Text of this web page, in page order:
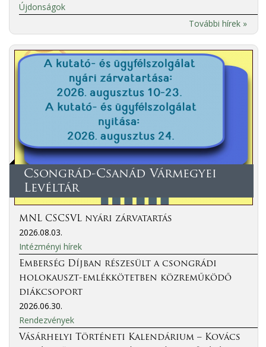
Újdonságok
További hírek »
Csongrád-Csanád Vármegyei
Levéltár
MNL CSCSVL nyári zárvatartás
2026.08.03.
Intézményi hírek
Emberség Díjban részesült a csongrádi
holokauszt-emlékkötetben közreműködő
diákcsoport
2026.06.30.
Rendezvények
Vásárhelyi Történeti Kalendárium – Kovács